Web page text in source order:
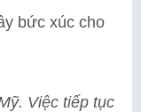
bức xúc cho
Việc tiếp tục